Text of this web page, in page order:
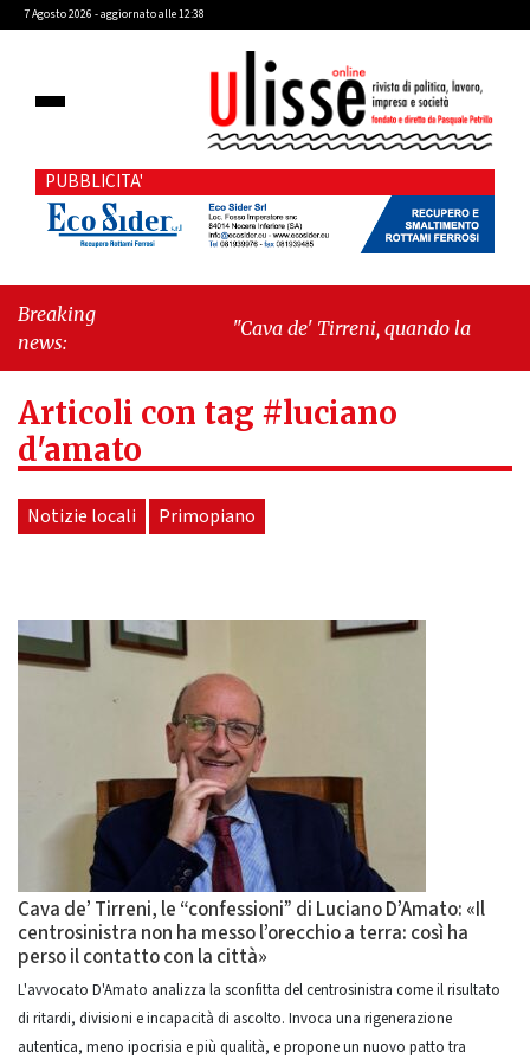
7 Agosto 2026 - aggiornato alle 12:38
PUBBLICITA'
Breaking
news:
"Cava de' Tirreni, quando la burocrazia
Articoli con tag #luciano
d'amato
Notizie locali Primopiano
Cava de’ Tirreni, le “confessioni” di Luciano D’Amato: «Il
centrosinistra non ha messo l’orecchio a terra: così ha
perso il contatto con la città»
L'avvocato D'Amato analizza la sconfitta del centrosinistra come il risultato
di ritardi, divisioni e incapacità di ascolto. Invoca una rigenerazione
autentica, meno ipocrisia e più qualità, e propone un nuovo patto tra